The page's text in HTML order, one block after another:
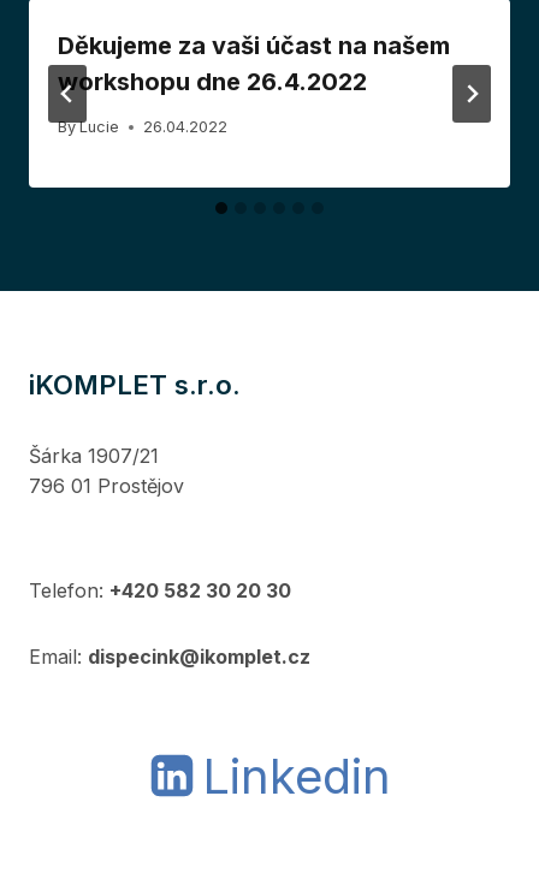
Děkujeme za vaši účast na našem
workshopu dne 26.4.2022
By Lucie 26.04.2022
iKOMPLET s.r.o.
Šárka 1907/21
796 01 Prostějov
Telefon: +420 582 30 20 30
Email: dispecink@ikomplet.cz
Linkedin